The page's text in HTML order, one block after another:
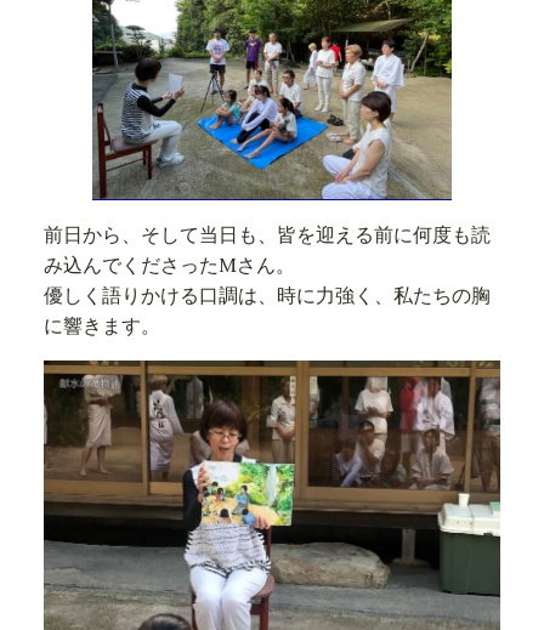
前日から、そして当日も、皆を迎える前に何度も読
み込んでくださったMさん。
優しく語りかける口調は、時に力強く、私たちの胸
に響きます。